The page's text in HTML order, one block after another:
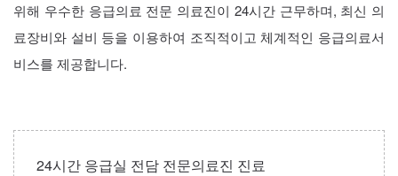
위해 우수한 응급의료 전문 의료진이 24시간 근무하며, 최신 의
료장비와 설비 등을 이용하여 조직적이고 체계적인 응급의료서
비스를 제공합니다.
24시간 응급실 전담 전문의료진 진료